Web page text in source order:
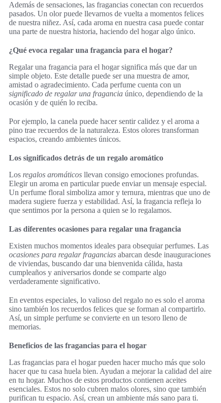
Además de sensaciones, las fragancias conectan con recuerdos
pasados. Un olor puede llevarnos de vuelta a momentos felices
de nuestra niñez. Así, cada aroma en nuestra casa puede contar
una parte de nuestra historia, haciendo del hogar algo único.
¿Qué evoca regalar una fragancia para el hogar?
Regalar una fragancia para el hogar significa más que dar un
simple objeto. Este detalle puede ser una muestra de amor,
amistad o agradecimiento. Cada perfume cuenta con un
significado de regalar una fragancia único, dependiendo de la
ocasión y de quién lo reciba.
Por ejemplo, la canela puede hacer sentir calidez y el aroma a
pino trae recuerdos de la naturaleza. Estos olores transforman
espacios, creando ambientes únicos.
Los significados detrás de un regalo aromático
Los regalos aromáticos llevan consigo emociones profundas.
Elegir un aroma en particular puede enviar un mensaje especial.
Un perfume floral simboliza amor y ternura, mientras que uno de
madera sugiere fuerza y estabilidad. Así, la fragancia refleja lo
que sentimos por la persona a quien se lo regalamos.
Las diferentes ocasiones para regalar una fragancia
Existen muchos momentos ideales para obsequiar perfumes. Las
ocasiones para regalar fragancias abarcan desde inauguraciones
de viviendas, buscando dar una bienvenida cálida, hasta
cumpleaños y aniversarios donde se comparte algo
verdaderamente significativo.
En eventos especiales, lo valioso del regalo no es solo el aroma
sino también los recuerdos felices que se forman al compartirlo.
Así, un simple perfume se convierte en un tesoro lleno de
memorias.
Beneficios de las fragancias para el hogar
Las fragancias para el hogar pueden hacer mucho más que solo
hacer que tu casa huela bien. Ayudan a mejorar la calidad del aire
en tu hogar. Muchos de estos productos contienen aceites
esenciales. Estos no solo cubren malos olores, sino que también
purifican tu espacio. Así, crean un ambiente más sano para ti.